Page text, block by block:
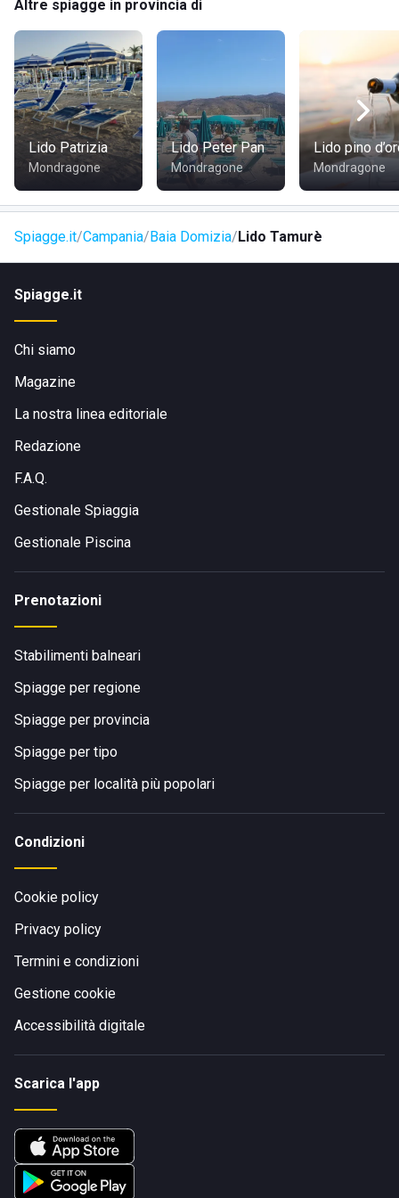
Altre spiagge in provincia di
Lido Patrizia
Mondragone
Lido Peter Pan
Mondragone
Lido pino
Mondragone
Spiagge.it Campania Baia Domizia Lido Tamurè
Spiagge.it
Chi siamo
Magazine
La nostra linea editoriale
Redazione
F.A.Q.
Gestionale Spiaggia
Gestionale Piscina
Prenotazioni
Stabilimenti balneari
Spiagge per regione
Spiagge per provincia
Spiagge per tipo
Spiagge per località più popolari
Condizioni
Cookie policy
Privacy policy
Termini e condizioni
Gestione cookie
Accessibilità digitale
Scarica l'app